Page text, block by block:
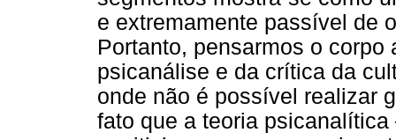
e extremamente passível de
Portanto, pensarmos o
psicanálise e da crítica da
onde não é possível realizar
fato que a teoria